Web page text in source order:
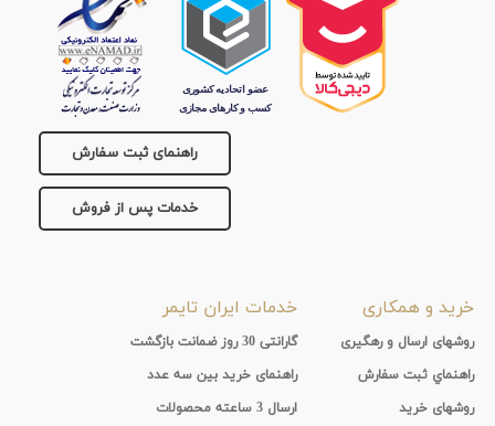
راهنمای ثبت سفارش
خدمات پس از فروش
خرید و همکاری
روشهای ارسال و رهگیری
راهنماي ثبت سفارش
روشهای خرید
خدمات ایران تایمر
گارانتی 30 روز ضمانت بازگشت
راهنمای خرید بین سه عدد
ارسال 3 ساعته محصولات